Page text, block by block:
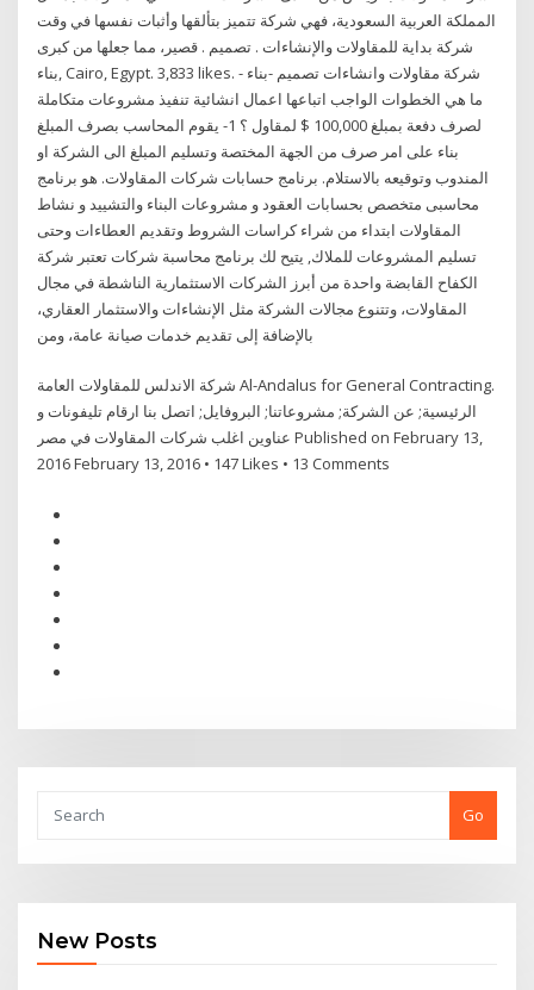
المملكة العربية السعودية، فهي شركة تتميز بتألقها وأثبات نفسها في وقت
قصير، مما جعلها من كبرى ‎شركة بداية للمقاولات والإنشاءات . تصميم .
بناء‎, Cairo, Egypt. 3,833 likes. ‎شركة مقاولات وانشاءات تصميم -بناء -
اعمال انشائية تنفيذ مشروعات متكاملة‎ ما هي الخطوات الواجب اتباعها
لصرف دفعة بمبلغ 100,000 $ لمقاول ؟ 1- يقوم المحاسب بصرف المبلغ
بناء على امر صرف من الجهة المختصة وتسليم المبلغ الى الشركة او
المندوب وتوقيعه بالاستلام. برنامج حسابات شركات المقاولات. هو برنامج
محاسبى متخصص بحسابات العقود و مشروعات البناء والتشييد و نشاط
المقاولات ابتداء من شراء كراسات الشروط وتقديم العطاءات وحتى
تسليم المشروعات للملاك, يتيح لك برنامج محاسبة شركات تعتبر شركة
الكفاح القابضة واحدة من أبرز الشركات الاستثمارية الناشطة في مجال
المقاولات، وتتنوع مجالات الشركة مثل الإنشاءات والاستثمار العقاري،
بالإضافة إلى تقديم خدمات صيانة عامة، ومن
شركة الاندلس للمقاولات العامة Al-Andalus for General Contracting.
الرئيسية; عن الشركة; مشروعاتنا; البروفايل; اتصل بنا ارقام تليفونات و
عناوين اغلب شركات المقاولات في مصر Published on February 13,
2016 February 13, 2016 • 147 Likes • 13 Comments
Go
New Posts